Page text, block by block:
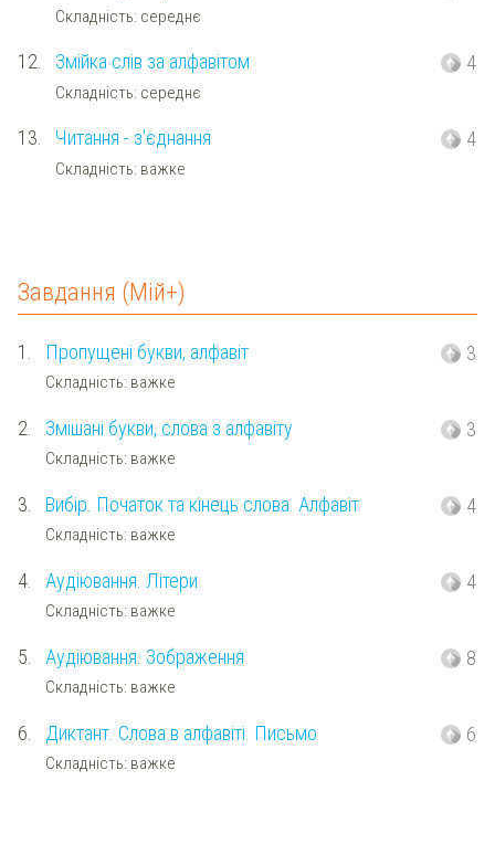
Складність: середнє
12. Змійка слів за алфавітом
Складність: середнє
4
13. Читання - з'єднання
Складність: важке
4
Завдання (Мій+)
1. Пропущені букви, алфавіт
Складність: важке
3
2. Змішані букви, слова з алфавіту
Складність: важке
3
3. Вибір. Початок та кінець слова. Алфавіт
Складність: важке
4
4. Аудіювання. Літери
Складність: важке
4
5. Аудіювання. Зображення
Складність: важке
8
6. Диктант. Слова в алфавіті. Письмо
Складність: важке
6